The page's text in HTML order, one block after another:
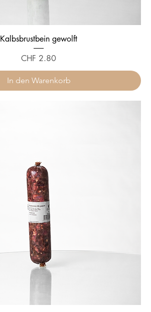
Kalbsbrustbein gewolft
Preis
CHF 2.80
In den Warenkorb